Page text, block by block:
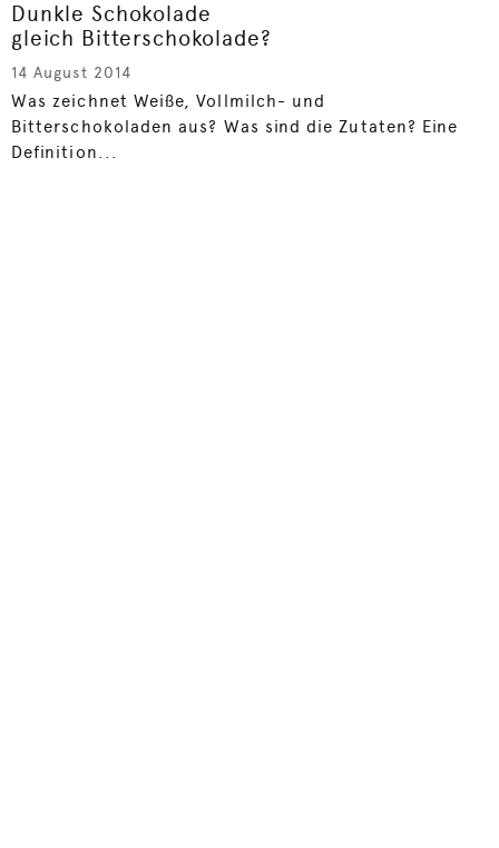
Dunkle Schokolade
gleich Bitterschokolade?
14 August 2014
Was zeichnet Weiße, Vollmilch- und
Bitterschokoladen aus? Was sind die Zutaten? Eine
Definition...